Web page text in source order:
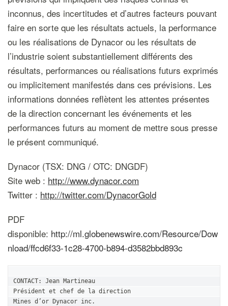
inconnus, des incertitudes et d’autres facteurs pouvant
faire en sorte que les résultats actuels, la performance
ou les réalisations de Dynacor ou les résultats de
l’industrie soient substantiellement différents des
résultats, performances ou réalisations futurs exprimés
ou implicitement manifestés dans ces prévisions. Les
informations données reflètent les attentes présentes
de la direction concernant les événements et les
performances futurs au moment de mettre sous presse
le présent communiqué.
Dynacor (TSX: DNG / OTC: DNGDF)
Site web : http://www.dynacor.com
Twitter : http://twitter.com/DynacorGold
PDF
disponible: http://ml.globenewswire.com/Resource/Dow
nload/ffcd6f33-1c28-4700-b894-d3582bbd893c
CONTACT: Jean Martineau
Président et chef de la direction
Mines d’or Dynacor inc.